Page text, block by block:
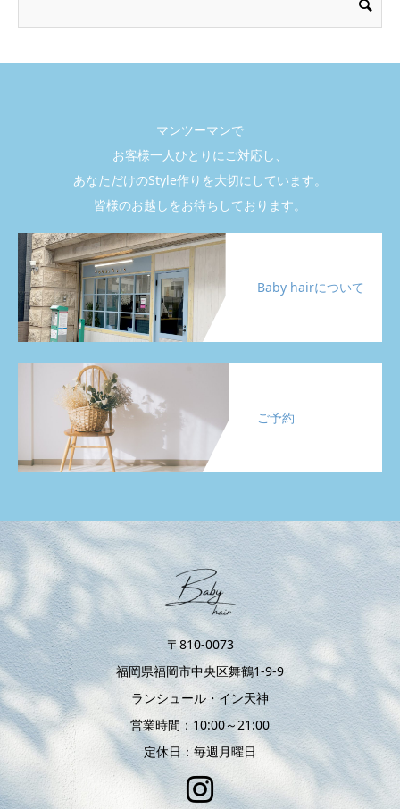
マンツーマンで
お客様一人ひとりにご対応し、
あなただけのStyle作りを大切にしています。
皆様のお越しをお待ちしております。
Baby hairについて
ご予約
〒810-0073
福岡県福岡市中央区舞鶴1-9-9
ランシュール・イン天神
営業時間：10:00～21:00
定休日：毎週月曜日